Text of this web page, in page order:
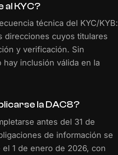
KYC?
técnica del KYC/KYB:
direcciones cuyos titulares
y verificación. Sin
inclusión válida en la
la DAC8?
antes del 31 de
de información se
1 de enero de 2026, con